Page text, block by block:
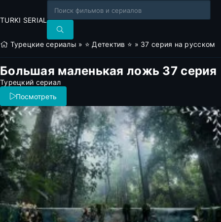
TURKI SERIAL
Турецкие сериалы » ⭐ Детектив ⭐ » 37 серия на русском
Большая маленькая ложь 37 серия
Турецкий сериал
Посмотреть